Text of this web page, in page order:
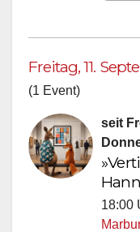
Freitag, 11.
(1 Event)
seit
18:00